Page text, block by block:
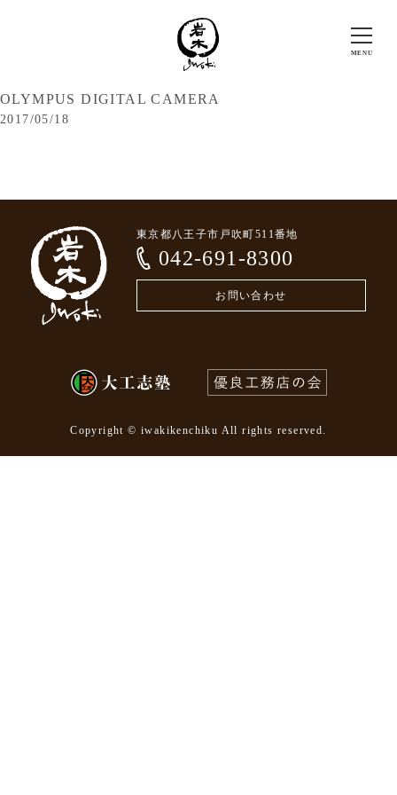
OLYMPUS DIGITAL CAMERA
2017/05/18
東京都八王子市戸吹町511番地
042-691-8300
お問い合わせ
Copyright © iwakikenchiku All rights reserved.